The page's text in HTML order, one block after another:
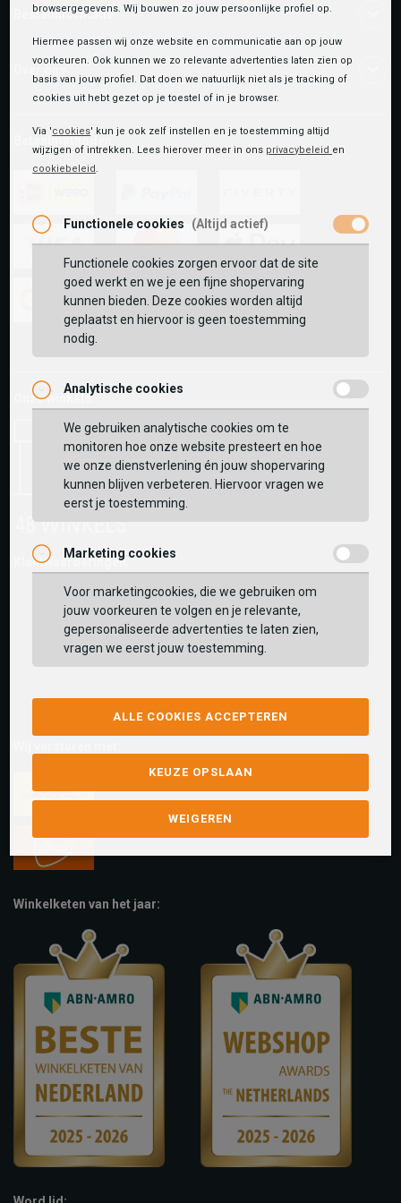
Bestelinformatie
Betaalmethoden
ideal paypal riverty
mastercard
apple-
pay
Onze winkels:
Klantwaarderingen:
Winkelketen van het jaar:
browsergegevens. Wij bouwen zo jouw persoonlijke profiel op.
Hiermee passen wij onze website en communicatie aan op jouw
voorkeuren. Ook kunnen we zo relevante advertenties laten zien op
basis van jouw profiel. Dat doen we natuurlijk niet als je tracking of
cookies uit hebt gezet op je toestel of in je browser.
Via 'cookies' kun je ook zelf instellen en je toestemming altijd
wijzigen of intrekken. Lees hierover meer in ons privacybeleid en
cookiebeleid.
Functionele cookies (Altijd actief)
Functionele cookies zorgen ervoor dat de site
goed werkt en we je een fijne shopervaring
kunnen bieden. Deze cookies worden altijd
geplaatst en hiervoor is geen toestemming
nodig.
Analytische cookies
We gebruiken analytische cookies om te
monitoren hoe onze website presteert en hoe
we onze dienstverlening én jouw shopervaring
kunnen blijven verbeteren. Hiervoor vragen we
eerst je toestemming.
Marketing cookies
Voor marketingcookies, die we gebruiken om
jouw voorkeuren te volgen en je relevante,
gepersonaliseerde advertenties te laten zien,
vragen we eerst jouw toestemming.
ALLE COOKIES ACCEPTEREN
KEUZE OPSLAAN
WEIGEREN